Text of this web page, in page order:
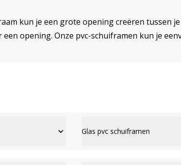
kun je een grote opening creëren tussen
opening. Onze pvc-schuiframen kun je
Glas pvc schuiframen